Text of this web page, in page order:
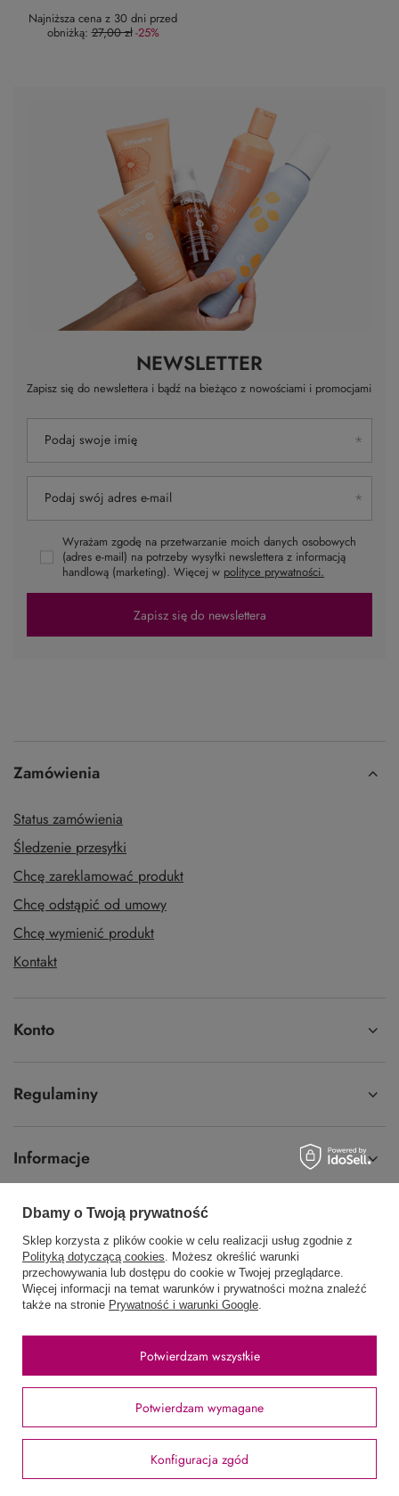
Najniższa cena z 30 dni przed
obniżką:27,00 zł-25%
NEWSLETTER
Zapisz się do newslettera i bądź na bieżąco z nowościami i promocjami
Podaj swoje imię
Podaj swój adres e-mail
Wyrażam zgodę na przetwarzanie moich danych osobowych
(adres e-mail) na potrzeby wysyłki newslettera z informacją
handlową (marketing). Więcej w polityce prywatności.
Zapisz się do newslettera
Zamówienia
Status zamówienia
Śledzenie przesyłki
Chcę zareklamować produkt
Chcę odstąpić od umowy
Chcę wymienić produkt
Kontakt
Konto
Regulaminy
Informacje
58 762 91 40 Poniedziałek - Piątek / 8:00 - 15:30
sklep@hurtowniawera.pl Wera,Wodnika 50,80-299Gdańsk
Stawki VAT dla konsumentów z kraju:
Dbamy o Twoją prywatność
Sklep korzysta z plików cookie w celu realizacji usług zgodnie z
Polityką dotyczącą cookies. Możesz określić warunki
przechowywania lub dostępu do cookie w Twojej przeglądarce.
Więcej informacji na temat warunków i prywatności można znaleźć
także na stronie Prywatność i warunki Google.
Potwierdzam wymagane
Konfiguracja zgód
Potwierdzam wszystkie